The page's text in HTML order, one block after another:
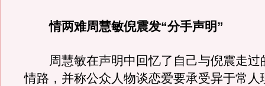
情两难周慧敏倪震发“分手声明”
周慧敏在声明中回忆了自己与倪震走过
情路，并称公众人物谈恋爱要承受异于常人